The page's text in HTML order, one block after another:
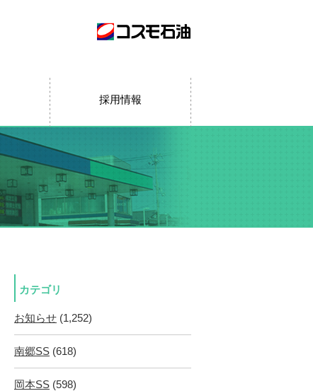
採用情報
カテゴリ
お知らせ (1,252)
南郷SS (618)
岡本SS (598)